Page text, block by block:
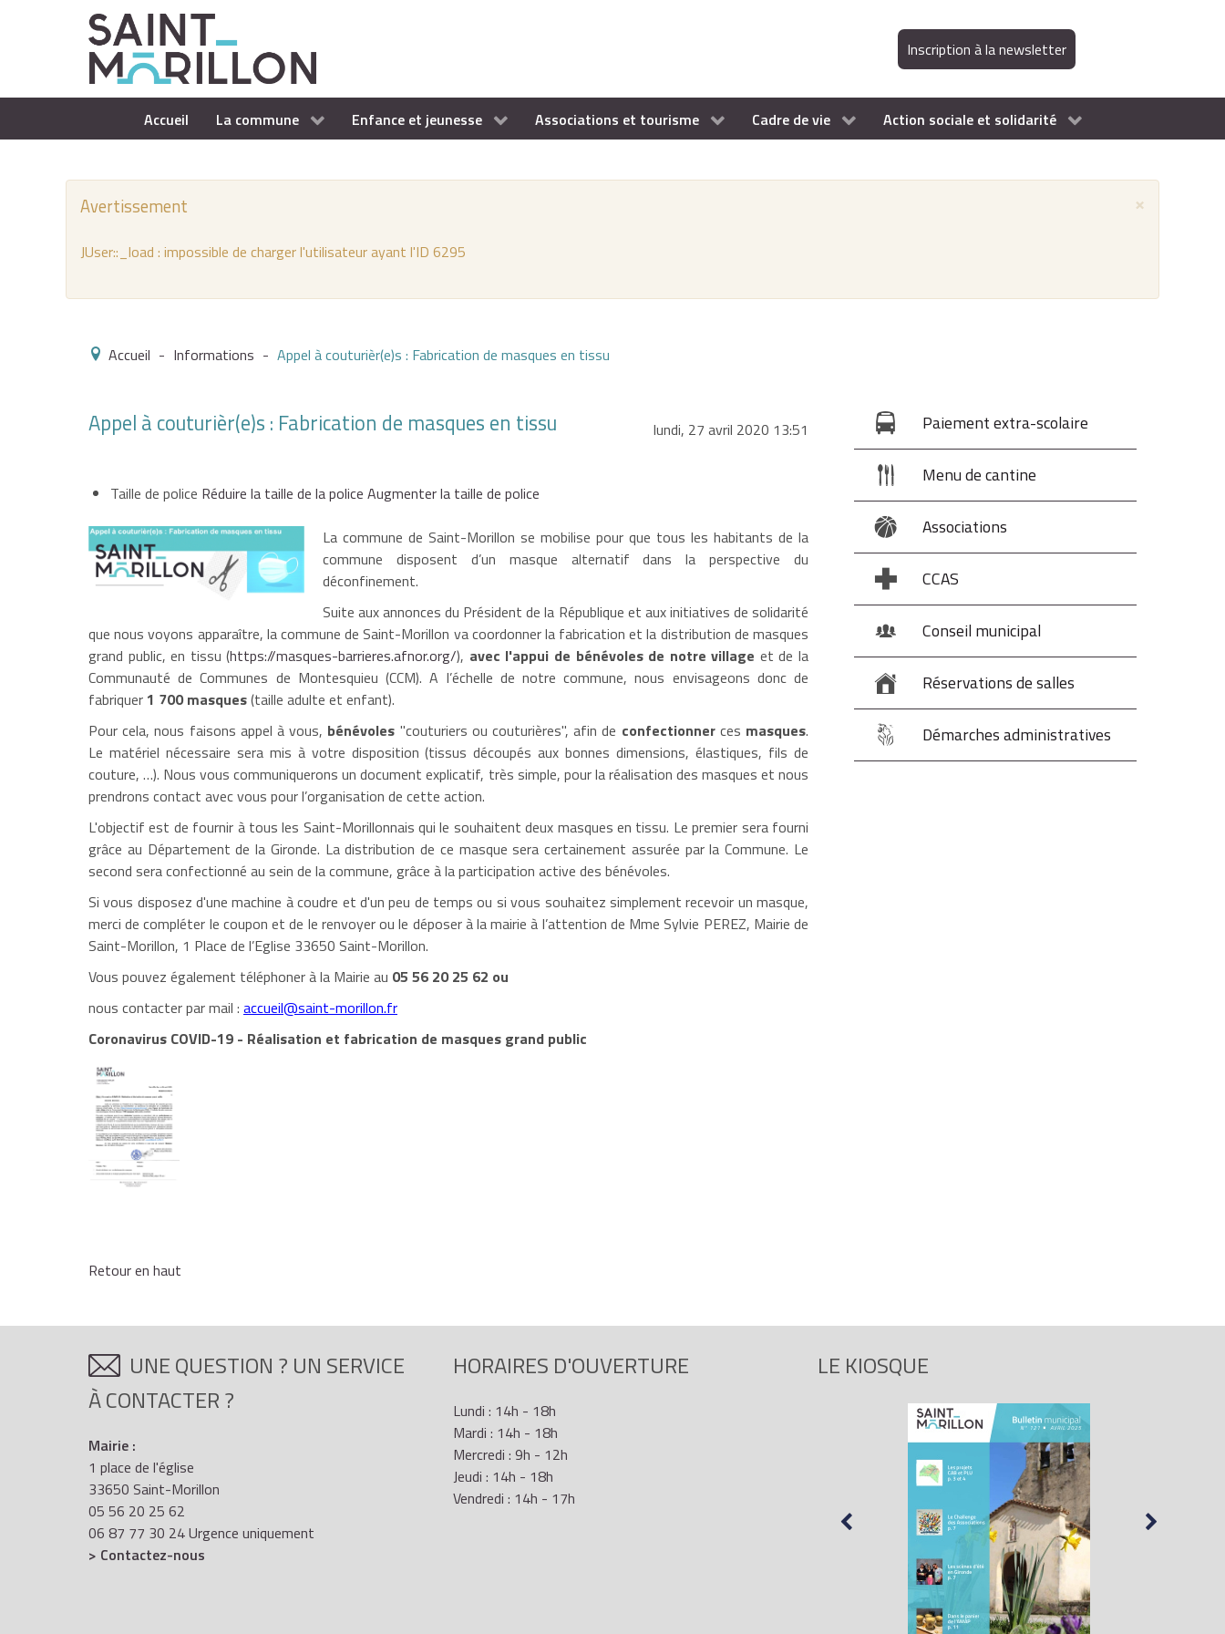
Inscription à la newsletter
Accueil La commune Enfance et jeunesse Associations et tourisme Cadre de vie Action sociale et solidarité
×
Avertissement
JUser::_load : impossible de charger l'utilisateur ayant l'ID 6295
Accueil - Informations - Appel à couturièr(e)s : Fabrication de masques en tissu
lundi, 27 avril 2020 13:51
Appel à couturièr(e)s : Fabrication de masques en tissu
Taille de police Réduire la taille de la police Augmenter la taille de police
La commune de Saint-Morillon se mobilise pour que tous les habitants de la
commune disposent d’un masque alternatif dans la perspective du
déconfinement.
Suite aux annonces du Président de la République et aux initiatives de solidarité
que nous voyons apparaître, la commune de Saint-Morillon va coordonner la fabrication et la distribution de masques
grand public, en tissu (https://masques-barrieres.afnor.org/), avec l'appui de bénévoles de notre village et de la
Communauté de Communes de Montesquieu (CCM). A l’échelle de notre commune, nous envisageons donc de
fabriquer 1 700 masques(taille adulte et enfant).
Pour cela, nous faisons appel à vous, bénévoles "couturiers ou couturières", afin de confectionnerces masques.
Le matériel nécessaire sera mis à votre disposition (tissus découpés aux bonnes dimensions, élastiques, fils de
couture, …). Nous vous communiquerons un document explicatif, très simple, pour la réalisation des masques et nous
prendrons contact avec vous pour l’organisation de cette action.
L'objectif est de fournir à tous les Saint-Morillonnais qui le souhaitent deux masques en tissu. Le premier sera fourni
grâce au Département de la Gironde. La distribution de ce masque sera certainement assurée par la Commune. Le
second sera confectionné au sein de la commune, grâce à la participation active des bénévoles.
Si vous disposez d'une machine à coudre et d'un peu de temps ou si vous souhaitez simplement recevoir un masque,
merci de compléter le coupon et de le renvoyer ou le déposer à la mairie à l’attention de Mme Sylvie PEREZ, Mairie de
Saint-Morillon, 1 Place de l’Eglise 33650 Saint-Morillon.
Vous pouvez également téléphoner à la Mairie au 05 56 20 25 62 ou
nous contacter par mail : accueil@saint-morillon.fr
Coronavirus COVID-19 - Réalisation et fabrication de masques grand public
Retour en haut
Paiement extra-scolaire
Menu de cantine
Associations
CCAS
Conseil municipal
Réservations de salles
Démarches administratives
UNE QUESTION ? UN SERVICE
À CONTACTER ?
Mairie :
1 place de l'église
33650 Saint-Morillon
05 56 20 25 62
06 87 77 30 24 Urgence uniquement
> Contactez-nous
HORAIRES D'OUVERTURE
Lundi : 14h - 18h
Mardi : 14h - 18h
Mercredi : 9h - 12h
Jeudi : 14h - 18h
Vendredi : 14h - 17h
LE KIOSQUE